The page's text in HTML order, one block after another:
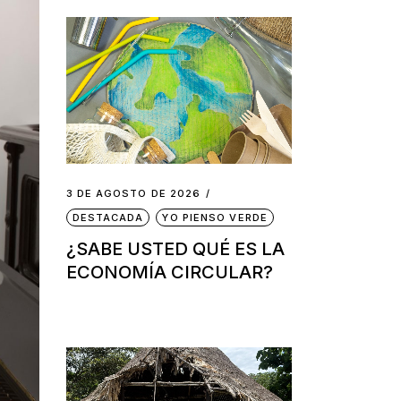
3 DE AGOSTO DE 2026
DESTACADA
YO PIENSO VERDE
¿SABE USTED QUÉ ES LA
ECONOMÍA CIRCULAR?